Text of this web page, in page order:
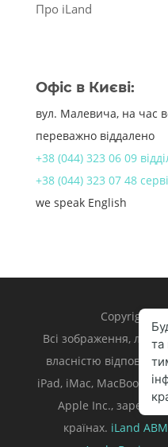
Про iLand
Офіс в Києві:
вул. Малевича, на час
переважно віддалено
+38 (044) 323 06 09
+38 (044) 323 07 48
we speak English
Copyright
Всі зображення,
власністю
iPad, iMac, MacBook,
Apple Inc.,
країнах. iLand ABM